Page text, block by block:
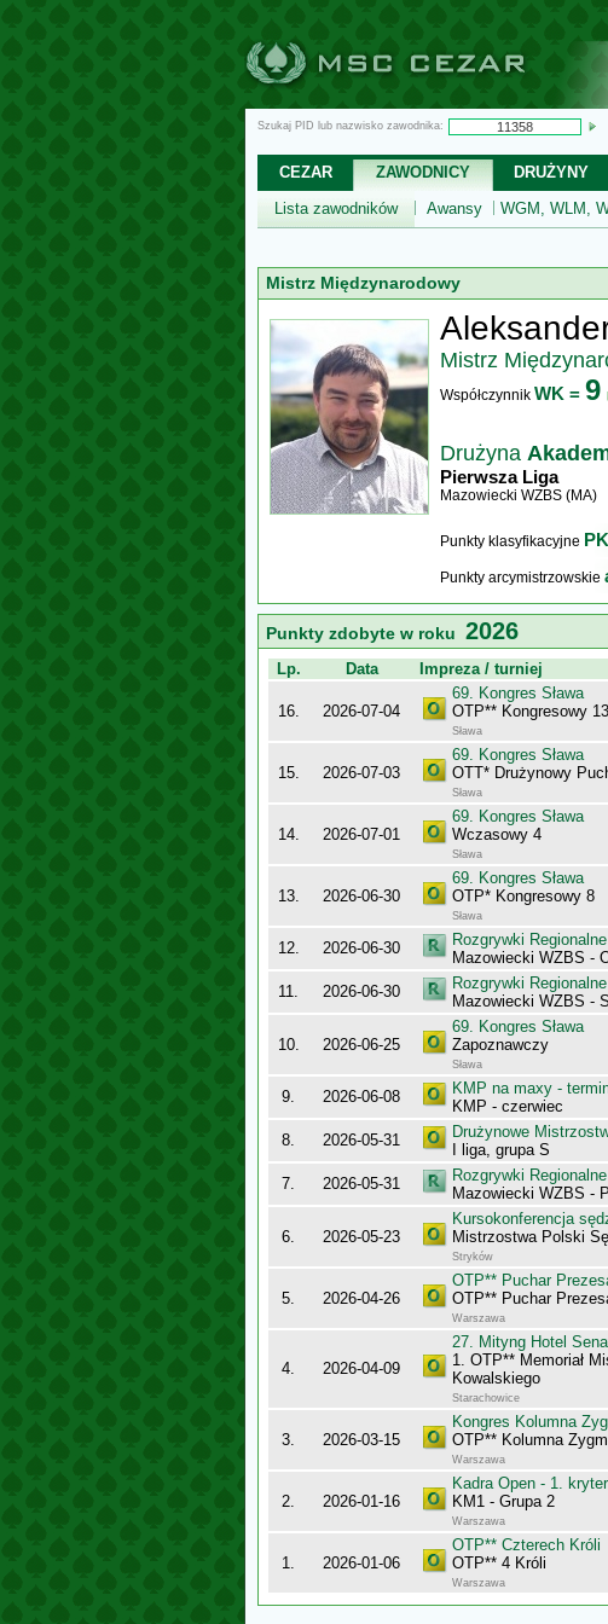
Szukaj PID lub nazwisko zawodnika:
CEZAR ZAWODNICY DRUŻYNY
Lista zawodników
Awansy WGM, WLM,
Mistrz Międzynarodowy
Mistrz
Współczynnik WK = 9
Drużyna
Pierwsza Liga
Mazowiecki WZBS (MA)
Punkty klasyfikacyjne
Punkty arcymistrzowskie
Punkty zdobyte w roku 2026
Lp. Data Impreza / turniej
16. 2026-07-04
69. Kongres Sława
OTP** Kongresowy
Sława
15. 2026-07-03
69. Kongres Sława
OTT* Drużynowy
Sława
14. 2026-07-01
69. Kongres Sława
Wczasowy 4
Sława
13. 2026-06-30
69. Kongres Sława
OTP* Kongresowy 8
Sława
12. 2026-06-30
Rozgrywki
Mazowiecki WZBS -
11. 2026-06-30
Rozgrywki
Mazowiecki WZBS -
10. 2026-06-25
69. Kongres Sława
Zapoznawczy
Sława
9. 2026-06-08
KMP na maxy -
KMP - czerwiec
8. 2026-05-31
Drużynowe
I liga, grupa S
7. 2026-05-31
Rozgrywki
Mazowiecki WZBS -
6. 2026-05-23
Kursokonferencja
Mistrzostwa Polski
Stryków
5. 2026-04-26
OTP** Puchar
OTP** Puchar
Warszawa
4. 2026-04-09
27. Mityng Hotel
1. OTP** Memoriał
Kowalskiego
Starachowice
3. 2026-03-15
Kongres Kolumna
OTP** Kolumna
Warszawa
2. 2026-01-16
Kadra Open - 1.
KM1 - Grupa 2
Warszawa
1. 2026-01-06
OTP** Czterech Króli
OTP** 4 Króli
Warszawa